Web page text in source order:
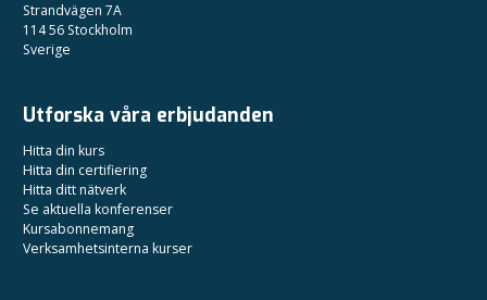
Strandvägen 7A
114 56 Stockholm
Sverige
Utforska våra erbjudanden
Hitta din kurs
Hitta din certifiering
Hitta ditt nätverk
Se aktuella konferenser
Kursabonnemang
Verksamhetsinterna kurser